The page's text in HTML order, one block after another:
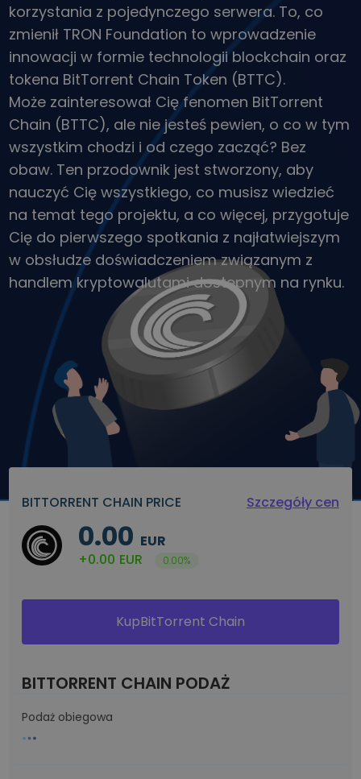
korzystania z pojedynczego serwera. To, co
zmienił TRON Foundation to wprowadzenie
innowacji w formie technologii blockchain oraz
tokena BitTorrent Chain Token (BTTC).
Może zainteresował Cię fenomen BitTorrent
Chain (BTTC), ale nie jesteś pewien, o co w tym
wszystkim chodzi i od czego zacząć? Bez
obaw. Ten przodownik jest stworzony, aby
nauczyć Cię wszystkiego, co musisz wiedzieć
na temat tego projektu, a co więcej, przygotuje
Cię do pierwszego spotkania z najłatwiejszym
w obsłudze doświadczeniem związanym z
handlem kryptowalutami dostępnym na rynku.
BITTORRENT CHAIN PRICE Szczegóły cen
0.00 EUR
+0.00 EUR 0.00%
KupBitTorrent Chain
BITTORRENT CHAIN PODAŻ
Podaż obiegowa